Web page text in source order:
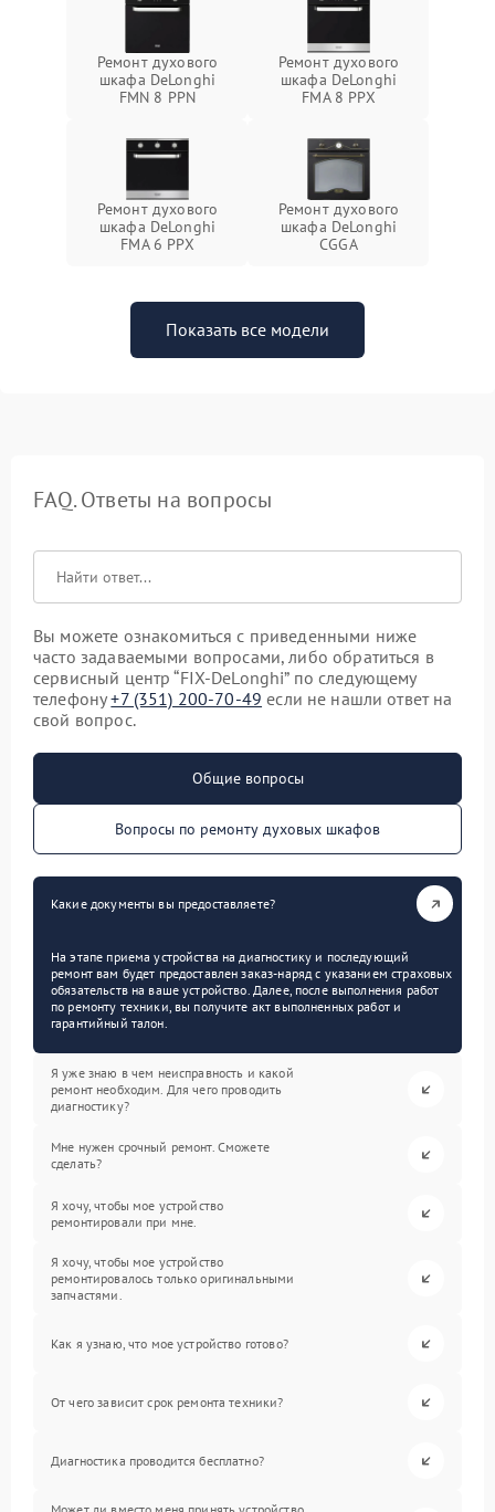
Ремонт духового
шкафа DeLonghi
FMN 8 PPN
Ремонт духового
шкафа DeLonghi
FMA 8 PPX
Ремонт духового
шкафа DeLonghi
FMA 6 PPX
Ремонт духового
шкафа DeLonghi
CGGA
Показать все модели
FAQ. Ответы на вопросы
Вы можете ознакомиться с приведенными ниже
часто задаваемыми вопросами, либо обратиться в
сервисный центр “FIX-DeLonghi” по следующему
телефону+7 (351) 200-70-49 если не нашли ответ на
свой вопрос.
Общие вопросы
Вопросы по ремонту духовых шкафов
Какие документы вы предоставляете?
На этапе приема устройства на диагностику и последующий
ремонт вам будет предоставлен заказ-наряд с указанием страховых
обязательств на ваше устройство. Далее, после выполнения работ
по ремонту техники, вы получите акт выполненных работ и
гарантийный талон.
Я уже знаю в чем неисправность и какой
ремонт необходим. Для чего проводить
диагностику?
Мне нужен срочный ремонт. Сможете
сделать?
Я хочу, чтобы мое устройство
ремонтировали при мне.
Я хочу, чтобы мое устройство
ремонтировалось только оригинальными
запчастями.
Как я узнаю, что мое устройство готово?
От чего зависит срок ремонта техники?
Диагностика проводится бесплатно?